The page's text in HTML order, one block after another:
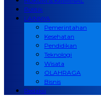
Politik
LAINNYA
Pemerintahan
Kesehatan
Pendidikan
Teknologi
Wisata
OLAHRAGA
Bisnis
Redaksi